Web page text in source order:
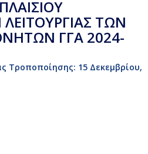
ΤΩΝ
ΓΓΑ 2024-
Τροποποίησης: 15 Δεκεμβρίου,